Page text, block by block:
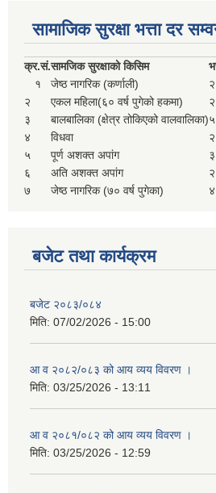
सामाजिक सुरक्षा भत्ता दर
क्र.सं.सामजिक सुरक्षाको किसिम
१
जेष्ठ नागरिक (कर्णाली)
२
एकल महिला(६० वर्ष पुगेको हकमा)
३
बालबालिका (क्षेत्र तोकिएको वालवालिका)
४
विधवा
५
पूर्ण अशक्त अपांग
६
अति अशक्त अपांग
७
जेष्ठ नागरिक (७० वर्ष पुगेका)
बजेट तथा कार्यक्रम
बजेट २०८३/०८४
मिति: 07/02/2026 - 15:00
आ व २०८२/०८३ को आय व्यय विवरण ।
मिति: 03/25/2026 - 13:11
आ व २०८१/०८२ को आय व्यय विवरण ।
मिति: 03/25/2026 - 12:59